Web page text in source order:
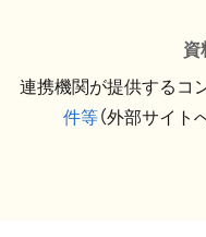
資
連携機関が提供するコ
件等（外部サイト